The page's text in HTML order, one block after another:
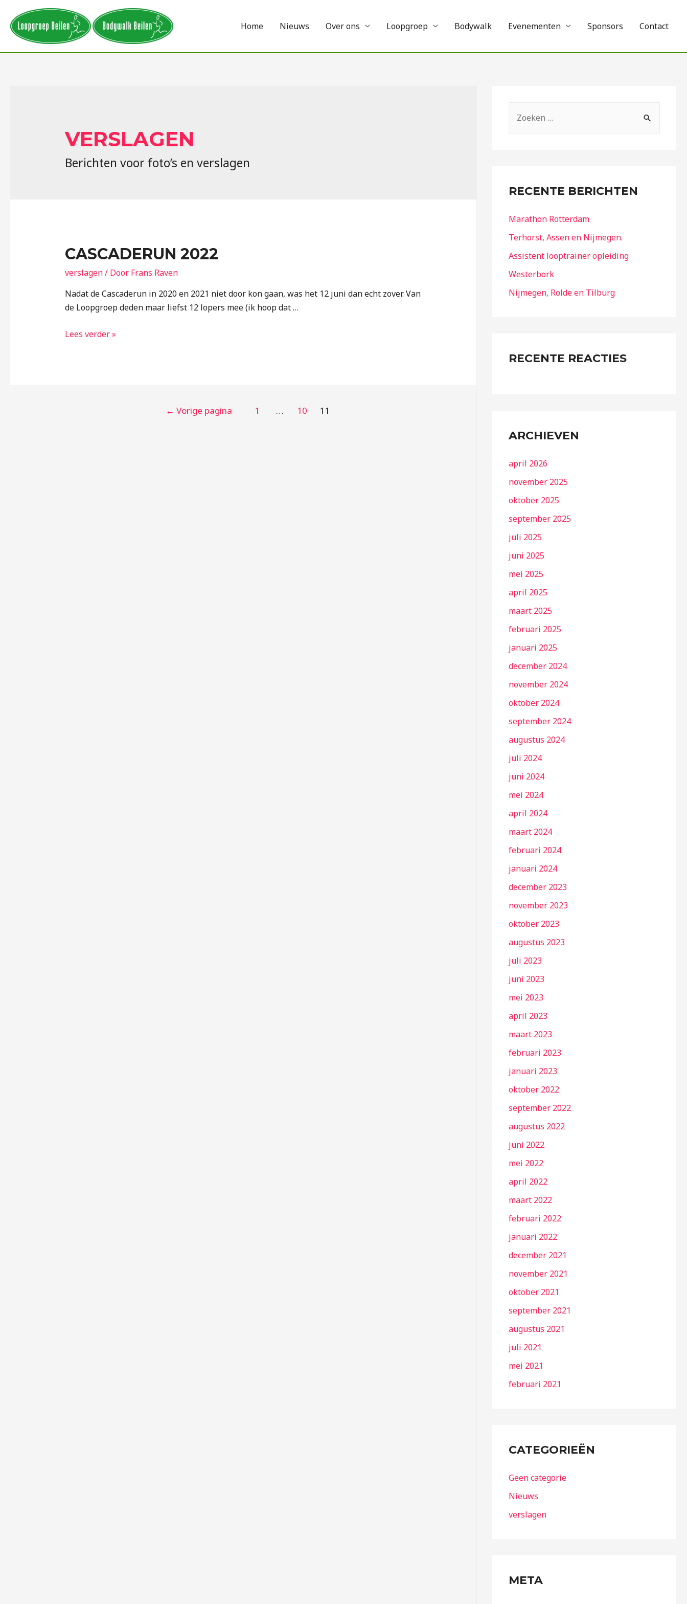
Home Nieuws Over ons Loopgroep Bodywalk Evenementen Sponsors Contact
VERSLAGEN
Berichten voor foto’s en verslagen
CASCADERUN 2022
verslagen/ Door Frans Raven
Nadat de Cascaderun in 2020 en 2021 niet door kon gaan, was het 12 juni dan echt zover. Van
de Loopgroep deden maar liefst 12 lopers mee (ik hoop dat …
Lees verder »
← Vorige pagina 1 … 10 11
RECENTE BERICHTEN
Marathon Rotterdam
Terhorst, Assen en Nijmegen.
Assistent looptrainer opleiding
Westerbork
Nijmegen, Rolde en Tilburg
RECENTE REACTIES
ARCHIEVEN
april 2026
november 2025
oktober 2025
september 2025
juli 2025
juni 2025
mei 2025
april 2025
maart 2025
februari 2025
januari 2025
december 2024
november 2024
oktober 2024
september 2024
augustus 2024
juli 2024
juni 2024
mei 2024
april 2024
maart 2024
februari 2024
januari 2024
december 2023
november 2023
oktober 2023
augustus 2023
juli 2023
juni 2023
mei 2023
april 2023
maart 2023
februari 2023
januari 2023
oktober 2022
september 2022
augustus 2022
juni 2022
mei 2022
april 2022
maart 2022
februari 2022
januari 2022
december 2021
november 2021
oktober 2021
september 2021
augustus 2021
juli 2021
mei 2021
februari 2021
CATEGORIEËN
Geen categorie
Nieuws
verslagen
META